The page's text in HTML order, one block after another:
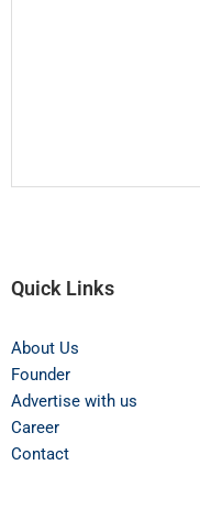
Quick Links
About Us
Founder
Advertise with us
Career
Contact